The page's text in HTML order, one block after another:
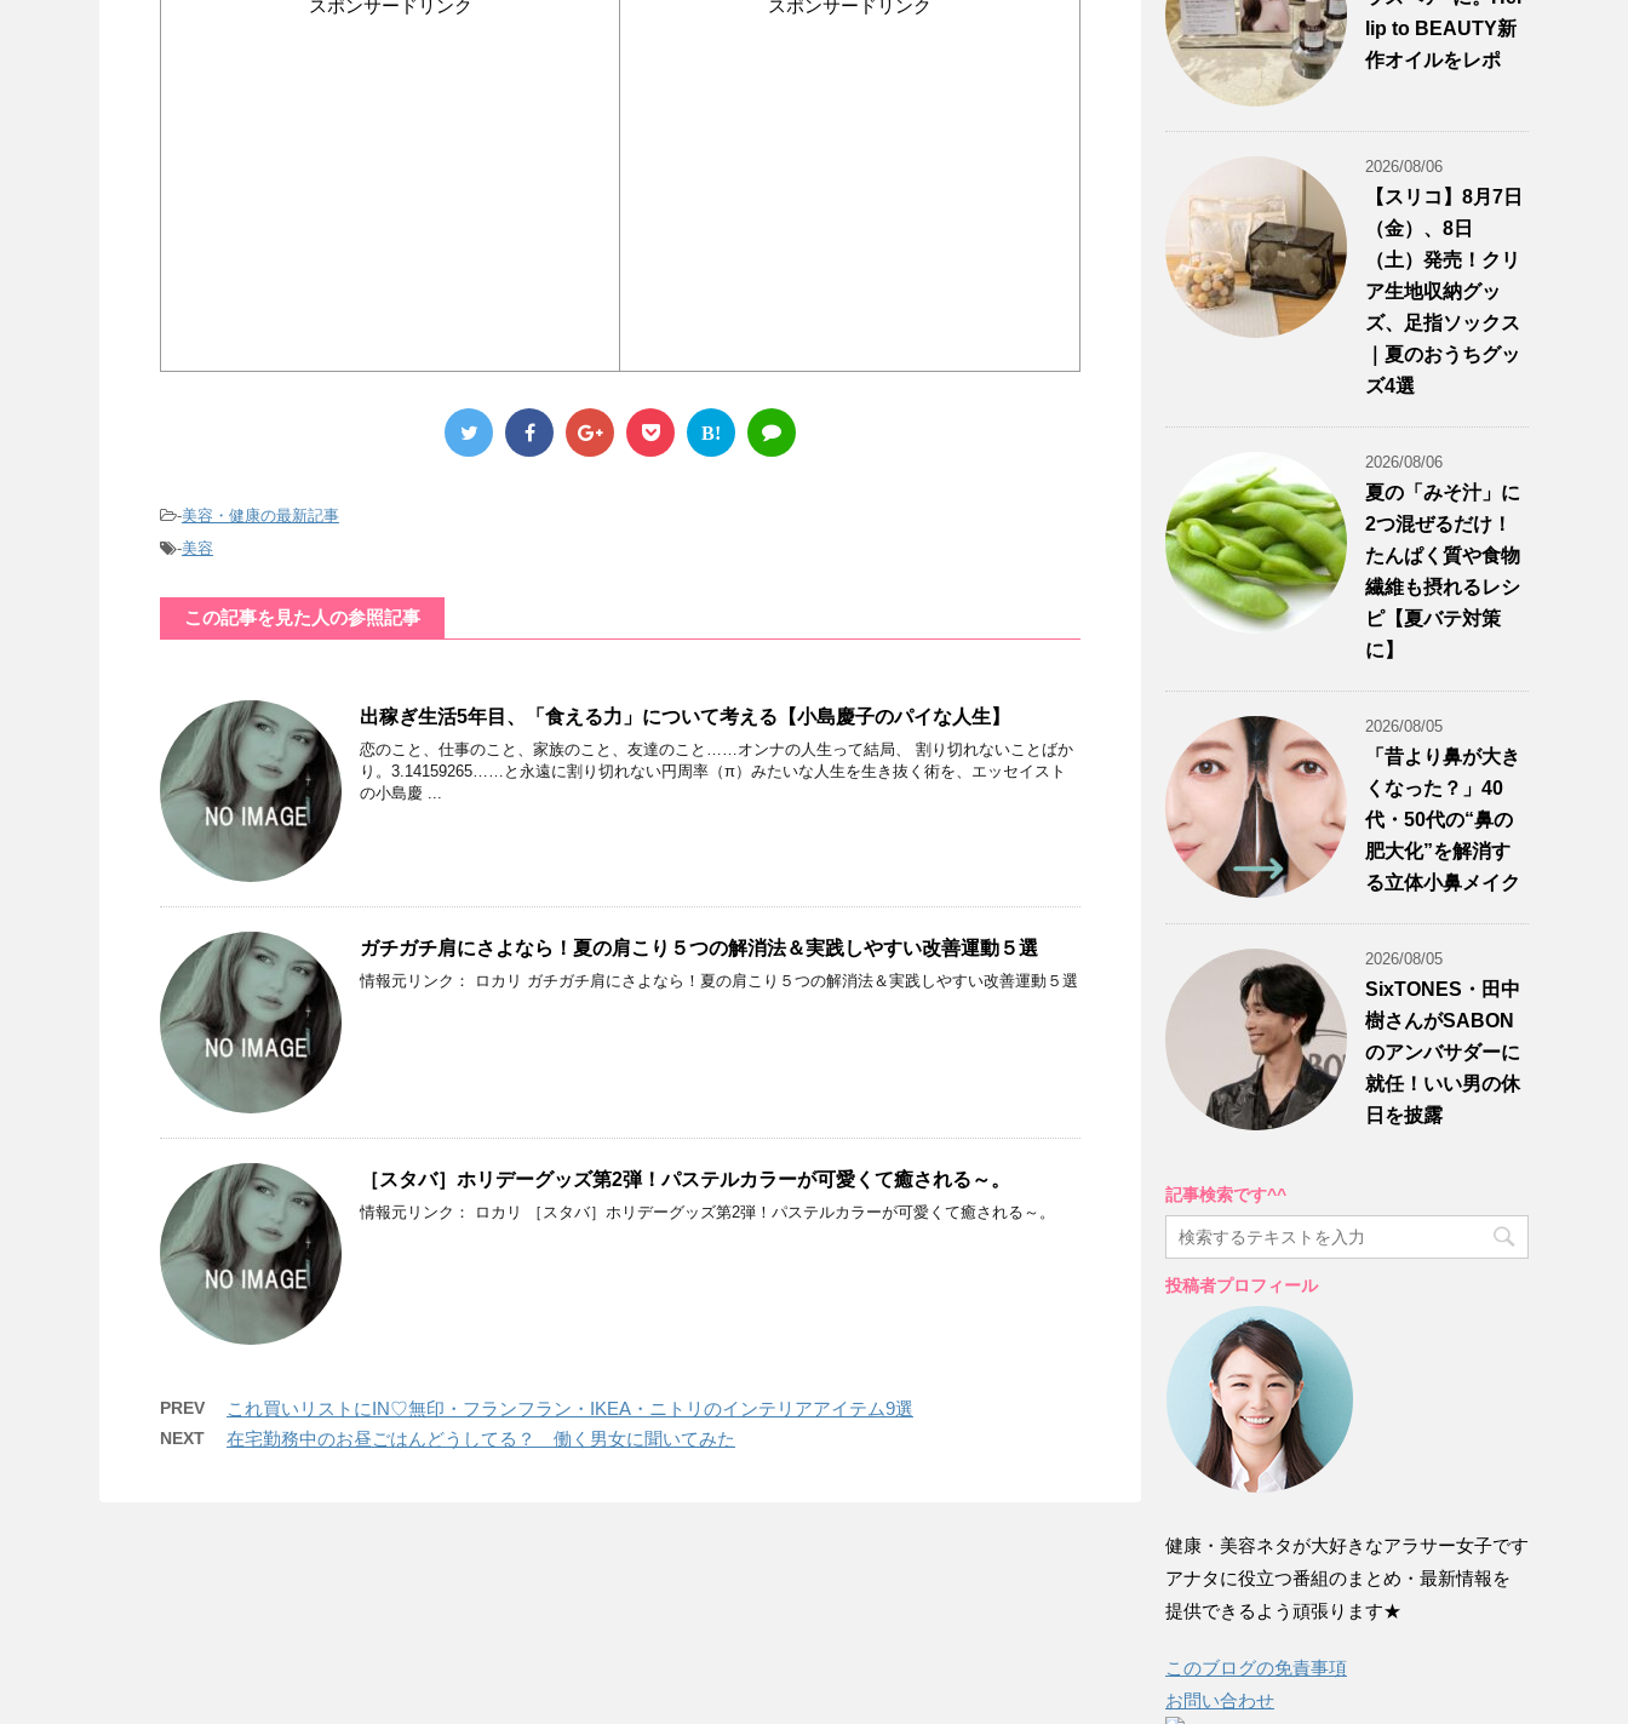
スポンサードリンク スポンサードリンク
B!
-美容・健康の最新記事
-美容
この記事を見た人の参照記事
出稼ぎ生活5年目、「食える力」について考える【小島慶子のパイな人生】
恋のこと、仕事のこと、家族のこと、友達のこと……オンナの人生って結局、 割り切れないことばか
り。3.14159265……と永遠に割り切れない円周率（π）みたいな人生を生き抜く術を、エッセイスト
の小島慶 ...
ガチガチ肩にさよなら！夏の肩こり５つの解消法＆実践しやすい改善運動５選
情報元リンク： ロカリ ガチガチ肩にさよなら！夏の肩こり５つの解消法＆実践しやすい改善運動５選
［スタバ］ホリデーグッズ第2弾！パステルカラーが可愛くて癒される～。
情報元リンク： ロカリ ［スタバ］ホリデーグッズ第2弾！パステルカラーが可愛くて癒される～。
PREV これ買いリストにIN♡無印・フランフラン・IKEA・ニトリのインテリアアイテム9選
NEXT 在宅勤務中のお昼ごはんどうしてる？ 働く男女に聞いてみた
lip to BEAUTY新
作オイルをレポ
2026/08/06
【スリコ】8月7日
（金）、8日
（土）発売！クリ
ア生地収納グッ
ズ、足指ソックス
｜夏のおうちグッ
ズ4選
2026/08/06
夏の「みそ汁」に
2つ混ぜるだけ！
たんぱく質や食物
繊維も摂れるレシ
ピ【夏バテ対策
に】
2026/08/05
「昔より鼻が大き
くなった？」40
代・50代の“鼻の
肥大化”を解消す
る立体小鼻メイク
2026/08/05
SixTONES・田中
樹さんがSABON
のアンバサダーに
就任！いい男の休
日を披露
記事検索です^^
投稿者プロフィール
健康・美容ネタが大好きなアラサー女子です
アナタに役立つ番組のまとめ・最新情報を
提供できるよう頑張ります★
このブログの免責事項
お問い合わせ